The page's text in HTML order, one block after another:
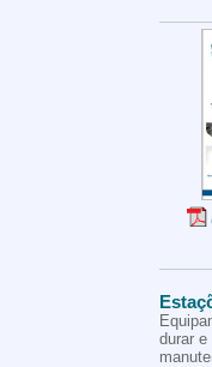
durar